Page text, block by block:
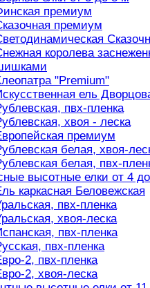
премиум
премиум
королева
"Premium"
ель
пвх-пленка
хвоя - леска
премиум
белая, хвоя-
белая, пвх-
высотные елки от 4
каркасная Беловежская
пвх-пленка
хвоя-леска
пвх-пленка
пвх-пленка
2, пвх-пленка
2, хвоя-леска